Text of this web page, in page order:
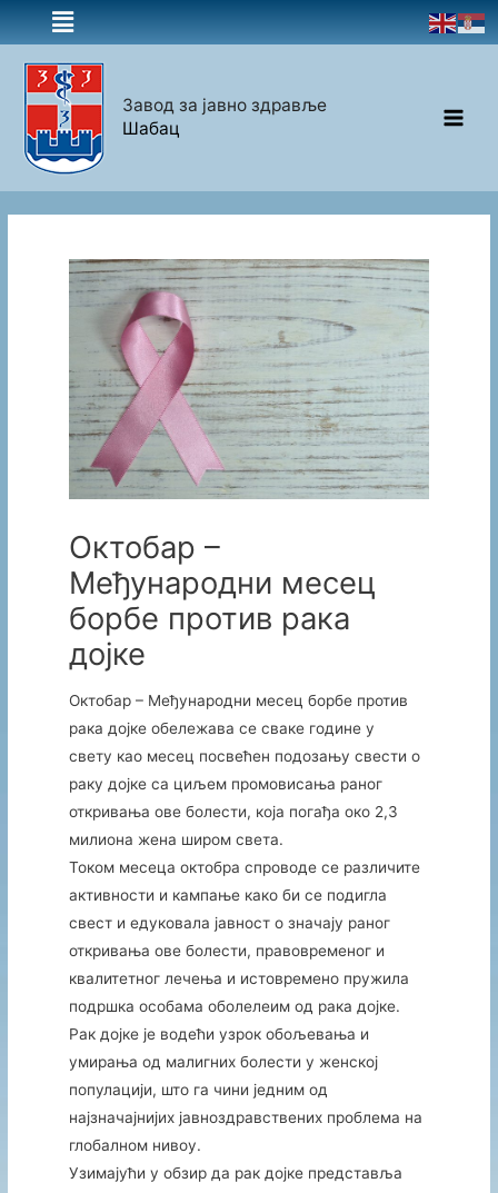
Завод за јавно здравље
Шабац
Октобар –
Међународни месец
борбе против рака
дојке
Октобар – Међународни месец борбе против
рака дојке обележава се сваке године у
свету као месец посвећен подозању свести о
раку дојке са циљем промовисања раног
откривања ове болести, која погађа око 2,3
милиона жена широм света.
Током месеца октобра спроводе се различите
активности и кампање како би се подигла
свест и едуковала јавност о значају раног
откривања ове болести, правовременог и
квалитетног лечења и истовремено пружила
подршка особама оболелеим од рака дојке.
Рак дојке је водећи узрок обољевања и
умирања од малигних болести у женској
популацији, што га чини једним од
најзначајнијих јавноздравствених проблема на
глобалном нивоу.
Узимајући у обзир да рак дојке представља